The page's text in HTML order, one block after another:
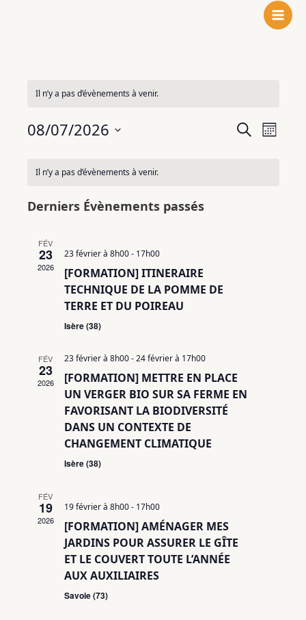
Il n’y a pas d’évènements à venir.
Recherche
Recherche
Mois
08/07/2026
une
date.
deIl n’y a pas d’évènements à venir.
Derniers Évènements passés
FÉV
23
2026
23 février à 8h00- 17h00
[FORMATION] ITINERAIRE
TECHNIQUE DE LA POMME DE
TERRE ET DU POIREAU
Isère (38)
FÉV
23
2026
23 février à 8h00-24 février à 17h00
[FORMATION] METTRE EN PLACE
UN VERGER BIO SUR SA FERME EN
FAVORISANT LA BIODIVERSITÉ
DANS UN CONTEXTE DE
CHANGEMENT CLIMATIQUE
Isère (38)
FÉV
19
2026
19 février à 8h00- 17h00
[FORMATION] AMÉNAGER MES
JARDINS POUR ASSURER LE GÎTE
ET LE COUVERT TOUTE L’ANNÉE
AUX AUXILIAIRES
Savoie (73)
i
n
s
t
g
a
o
k
d
n